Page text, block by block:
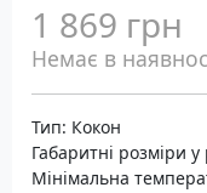
1 869 грн
Немає в
Тип: Кокон
Габаритні розміри
Мінімальна